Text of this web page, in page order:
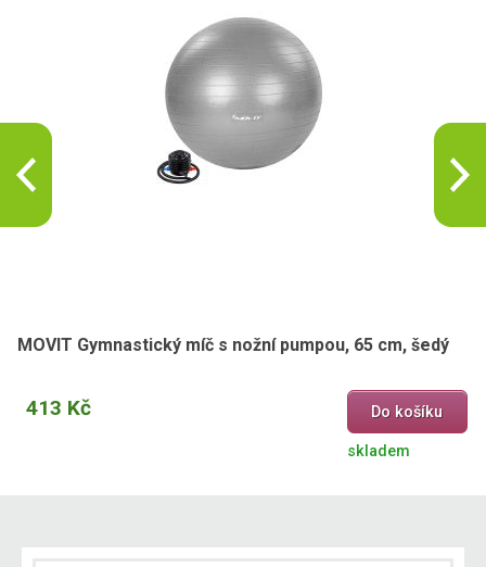
MOVIT Gymnastický míč s nožní pumpou, 65 cm, šedý
413 Kč Do košíku
skladem